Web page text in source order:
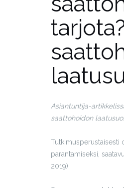
Asiantuntija-
saattohoidon
Tutkimusperustaisesti
parantamiseksi,
2019).